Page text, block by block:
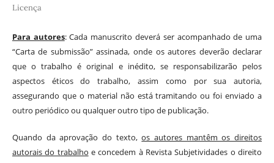
Licença
Para autores: Cada manuscrito deverá ser acompanhado de uma
“Carta de submissão” assinada, onde os autores deverão declarar
que o trabalho é original e inédito, se responsabilizarão pelos
aspectos éticos do trabalho, assim como por sua autoria,
assegurando que o material não está tramitando ou foi enviado a
outro periódico ou qualquer outro tipo de publicação.
Quando da aprovação do texto,os autores mantêm os direitos
autorais do trabalho e concedem à Revista Subjetividades o direito